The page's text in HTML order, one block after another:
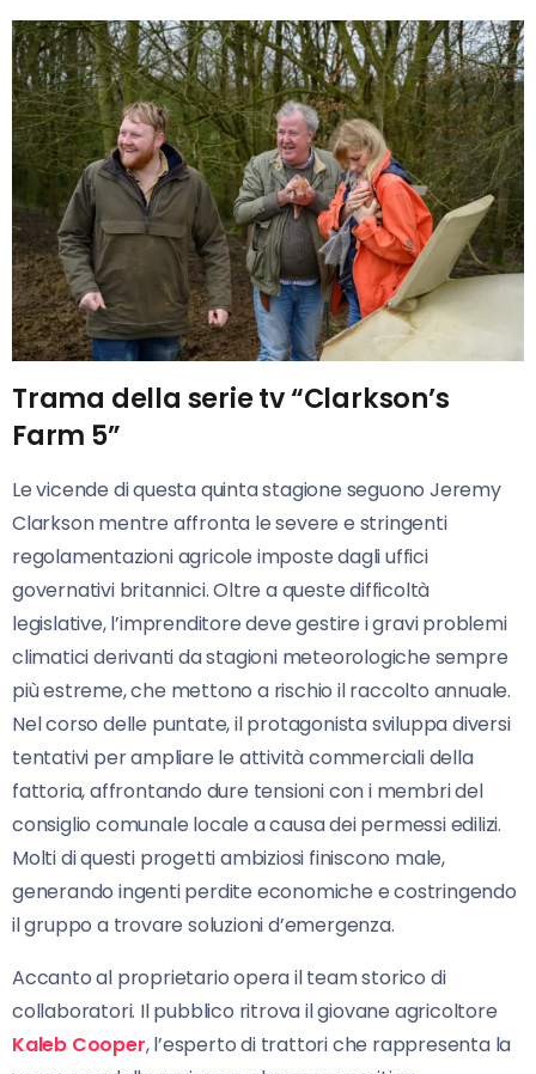
Trama della serie tv “Clarkson’s
Farm 5”
Le vicende di questa quinta stagione seguono Jeremy
Clarkson mentre affronta le severe e stringenti
regolamentazioni agricole imposte dagli uffici
governativi britannici. Oltre a queste difficoltà
legislative, l’imprenditore deve gestire i gravi problemi
climatici derivanti da stagioni meteorologiche sempre
più estreme, che mettono a rischio il raccolto annuale.
Nel corso delle puntate, il protagonista sviluppa diversi
tentativi per ampliare le attività commerciali della
fattoria, affrontando dure tensioni con i membri del
consiglio comunale locale a causa dei permessi edilizi.
Molti di questi progetti ambiziosi finiscono male,
generando ingenti perdite economiche e costringendo
il gruppo a trovare soluzioni d’emergenza.
Accanto al proprietario opera il team storico di
collaboratori. Il pubblico ritrova il giovane agricoltore
Kaleb Cooper, l’esperto di trattori che rappresenta la